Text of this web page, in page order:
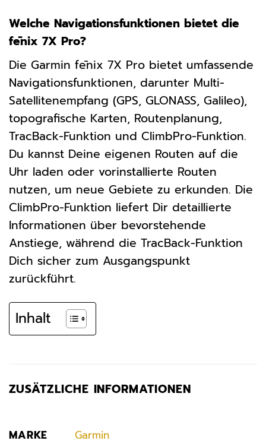
Welche Navigationsfunktionen bietet die
fēnix 7X Pro?
Die Garmin fēnix 7X Pro bietet umfassende
Navigationsfunktionen, darunter Multi-
Satellitenempfang (GPS, GLONASS, Galileo),
topografische Karten, Routenplanung,
TracBack-Funktion und ClimbPro-Funktion.
Du kannst Deine eigenen Routen auf die
Uhr laden oder vorinstallierte Routen
nutzen, um neue Gebiete zu erkunden. Die
ClimbPro-Funktion liefert Dir detaillierte
Informationen über bevorstehende
Anstiege, während die TracBack-Funktion
Dich sicher zum Ausgangspunkt
zurückführt.
Inhalt
ZUSÄTZLICHE INFORMATIONEN
MARKE Garmin